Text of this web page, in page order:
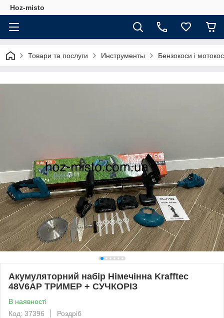
Hoz-misto
Товари та послуги Инструменты Бензокоси і
Акумуляторний набір Німечінна Krafftec
48V6AP ТРИМЕР + СУЧКОРІЗ
В наявності
Код: 37396
Роздріб